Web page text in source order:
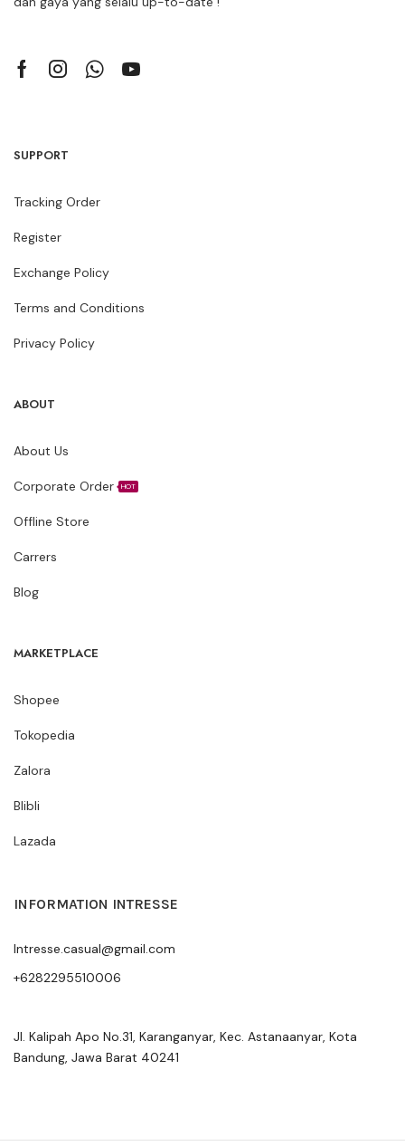
SUPPORT
Tracking Order
Register
Exchange Policy
Terms and Conditions
Privacy Policy
ABOUT
About Us
Corporate Order HOT
Offline Store
Carrers
Blog
MARKETPLACE
Shopee
Tokopedia
Zalora
Blibli
Lazada
INFORMATION INTRESSE
Intresse.casual@gmail.com
+6282295510006
Jl. Kalipah Apo No.31, Karanganyar, Kec. Astanaanyar, Kota
Bandung, Jawa Barat 40241